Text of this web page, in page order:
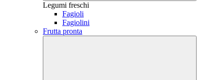
Legumi freschi
Fagioli
Fagiolini
Frutta pronta